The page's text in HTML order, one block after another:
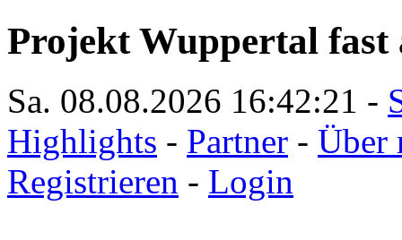
Projekt Wuppertal fast
Sa. 08.08.2026 16:42:21 -
Highlights - Partner - Über
Registrieren - Login